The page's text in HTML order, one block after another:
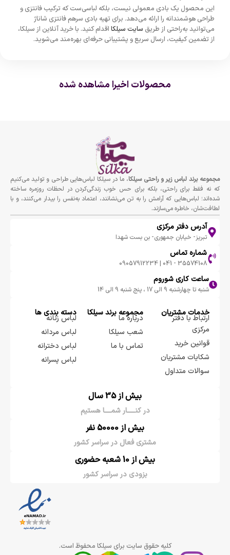
این محصول یک بادی معمولی نیست، بلکه لباسی‌ست که ترکیب فانتزی و
طراحی هوشمندانه را ارائه می‌دهد. برای تهیه بادی سرهم فانتزی شاناژ
می‌توانید به‌راحتی از طریق سایت سیلکا اقدام کنید. با خرید آنلاین از سیلکا،
از تضمین کیفیت، ارسال سریع و پشتیبانی حرفه‌ای بهره‌مند می‌شوید.
محصولات اخیرا مشاهده شده
مجموعه برند لباس زير و راحتى سيلكا، ما در سیلکا لباس‌هایی طراحی و تولید می‌کنیم
که نه فقط برای راحتی، بلکه برای حس خوب زندگی‌کردن در لحظات روزمره ساخته
شده‌اند؛ لباس‌هایی که آرامش را به تن می‌نشانند، اعتماد به‌نفس را بیدار می‌کنند، و با
لطافت‌شان، خاطره می‌سازند.
آدرس دفتر مرکزی
تبریز- خیابان جمهوری- بن بست شهدا
شماره تماس
35574108 - 041 | 09057912234
ساعت کاری شوروم
شنبه تا چهارشنبه 9 الی 17 ، پنج شنبه 9 الی 14
خدمات مشتریان
ارتباط با دفتر
مرکزی
قوانین خرید
شکایات مشتریان
سوالات متداول
مجموعه برند سيلكا
درباره ما
شعب سیلکا
تماس با ما
دسته بندی ها
لباس زنانه
لباس مردانه
لباس دخترانه
لباس پسرانه
بیش از 35 سال
در کنـــــار شمــــا هستیم
بیش از 50000 نفر
مشتری فعال در سراسر کشور
بیش از 10 شعبه حضوری
بزودی در سراسر کشور
کلیه حقوق سایت برای سیلکا محفوظ است.